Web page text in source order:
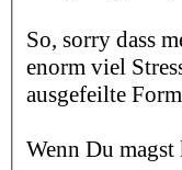
So, sorry dass
enorm viel
ausgefeilte
Wenn Du